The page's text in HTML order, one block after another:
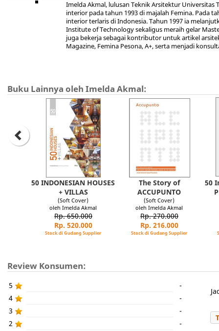
Imelda Akmal, lulusan Teknik Arsitektur
interior pada tahun 1993 di majalah Femina. Pada
interior terlaris di Indonesia. Tahun 1997 ia
Institute of Technology sekaligus meraih gelar
juga bekerja sebagai kontributor untuk artikel
Magazine, Femina Pesona, A+, serta menjadi
Buku Lainnya oleh Imelda Akmal:
50 INDONESIAN HOUSES
+ VILLAS
(Soft Cover)
oleh Imelda Akmal
Rp. 650.000
Rp. 520.000
Stock di Gudang Supplier
The Story of
ACCUPUNTO
(Soft Cover)
oleh Imelda Akmal
Rp. 270.000
Rp. 216.000
Stock di Gudang Supplier
50
Review Konsumen:
5
-
4
-
3
-
2
-